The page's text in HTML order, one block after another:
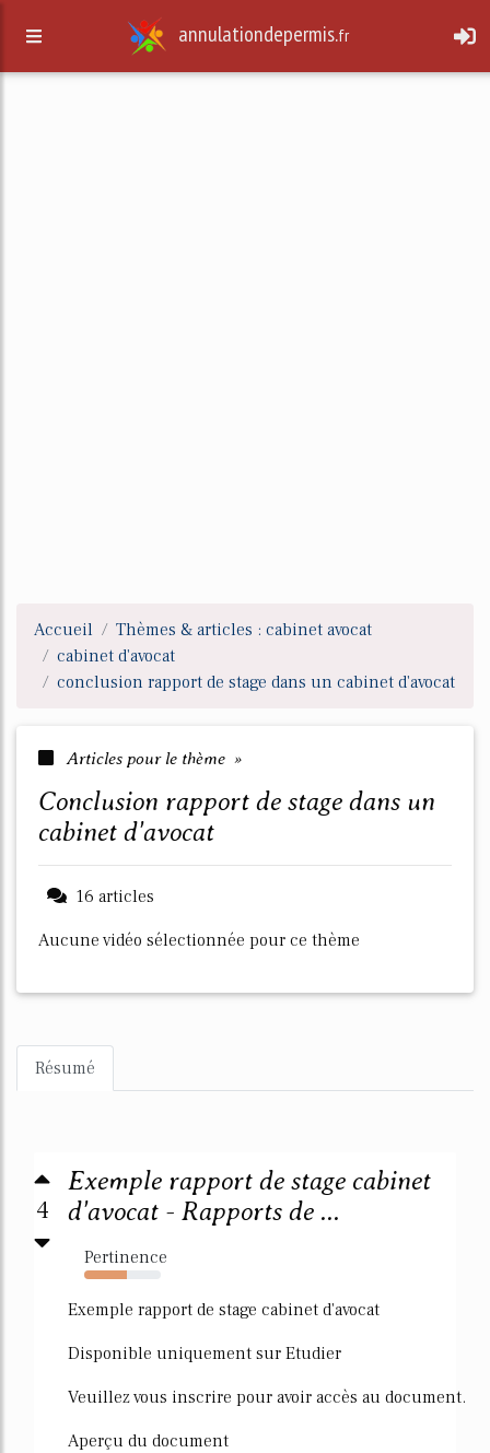
annulationdepermis.fr
Accueil
Thèmes & articles : cabinet avocat
cabinet d'avocat
conclusion rapport de stage dans un cabinet d'avocat
Articles pour le thème »
conclusion rapport de stage dans un
cabinet d'avocat
16 articles
Aucune vidéo sélectionnée pour ce thème
Résumé
4
Exemple rapport de stage cabinet
d'avocat - Rapports de ...
Pertinence
55%
Exemple rapport de stage cabinet d'avocat
Disponible uniquement sur Etudier
Veuillez vous inscrire pour avoir accès au document.
Aperçu du document